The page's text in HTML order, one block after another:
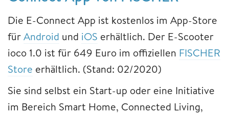
Die E-Connect App ist kostenlos im App-Store
fürAndroid und iOS erhältlich. Der E-Scooter
ioco 1.0 ist für 649 Euro im offiziellen FISCHER
Store erhältlich. (Stand: 02/2020)
Sie sind selbst ein Start-up oder eine Initiative
im Bereich Smart Home, Connected Living,